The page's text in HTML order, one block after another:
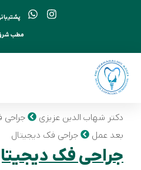
پشتیبانی ۲۴ ساعته: ۰۹۳۵۷۸۷۷۶۰۸
شهاب الدین عزیزی
جراحی فک؛
جراحی فک دیجیتال
فک دیجیتال